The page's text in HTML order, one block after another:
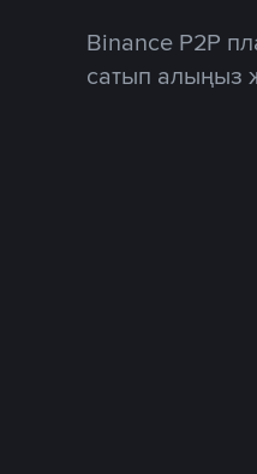
Binance P2P
сатып алыңыз